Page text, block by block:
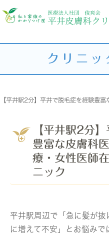
クリニッ
【平井駅2分
豊富な皮膚科
療・女性医師
ニック
平井駅周辺で「急に髪が
に増えて不安」とお悩み